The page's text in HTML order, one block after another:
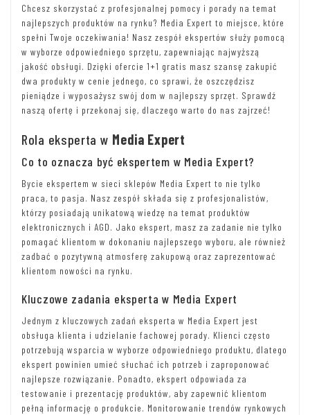
Chcesz skorzystać z profesjonalnej pomocy i porady na temat
najlepszych produktów na rynku? Media Expert to miejsce, które
spełni Twoje oczekiwania! Nasz zespół ekspertów służy pomocą
w wyborze odpowiedniego sprzętu, zapewniając najwyższą
jakość obsługi. Dzięki ofercie 1+1 gratis masz szansę zakupić
dwa produkty w cenie jednego, co sprawi, że oszczędzisz
pieniądze i wyposażysz swój dom w najlepszy sprzęt. Sprawdź
naszą ofertę i przekonaj się, dlaczego warto do nas zajrzeć!
Rola eksperta w Media Expert
Co to oznacza być ekspertem w Media Expert?
Bycie ekspertem w sieci sklepów Media Expert to nie tylko
praca, to pasja. Nasz zespół składa się z profesjonalistów,
którzy posiadają unikatową wiedzę na temat produktów
elektronicznych i AGD. Jako ekspert, masz za zadanie nie tylko
pomagać klientom w dokonaniu najlepszego wyboru, ale również
zadbać o pozytywną atmosferę zakupową oraz zaprezentować
klientom nowości na rynku.
Kluczowe zadania eksperta w Media Expert
Jednym z kluczowych zadań eksperta w Media Expert jest
obsługa klienta i udzielanie fachowej porady. Klienci często
potrzebują wsparcia w wyborze odpowiedniego produktu, dlatego
ekspert powinien umieć słuchać ich potrzeb i zaproponować
najlepsze rozwiązanie. Ponadto, ekspert odpowiada za
testowanie i prezentację produktów, aby zapewnić klientom
pełną informację o produkcie. Monitorowanie trendów rynkowych